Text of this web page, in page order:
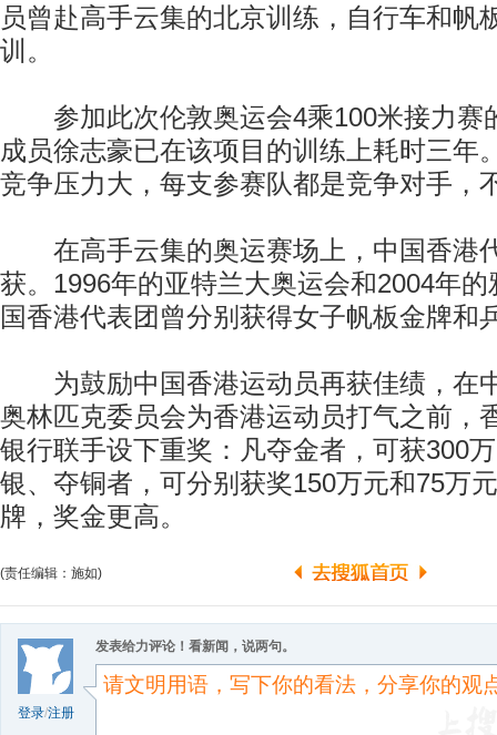
员曾赴高手云集的北京训练，自行车和帆
训。
参加此次伦敦奥运会4乘100米接力赛
成员徐志豪已在该项目的训练上耗时三年
竞争压力大，每支参赛队都是竞争对手，
在高手云集的奥运赛场上，中国香港
获。1996年的亚特兰大奥运会和2004年
国香港代表团曾分别获得女子帆板金牌和
为鼓励中国香港运动员再获佳绩，在
奥林匹克委员会为香港运动员打气之前，
银行联手设下重奖：凡夺金者，可获300
银、夺铜者，可分别获奖150万元和75万
牌，奖金更高。
(责任编辑：施如)
登录/注册
发表给力评论！看新闻，说两句。